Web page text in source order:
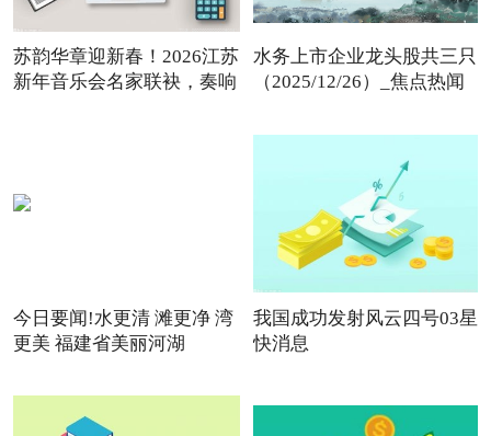
苏韵华章迎新春！2026江苏
新年音乐会名家联袂，奏响
水务上市企业龙头股共三只
（2025/12/26）_焦点热闻
今日要闻!水更清 滩更净 湾
更美 福建省美丽河湖
我国成功发射风云四号03星
快消息